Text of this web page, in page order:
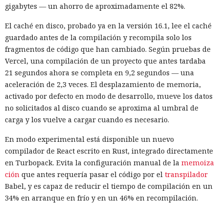
En Zenity subrayan que los ataques descritos se basan en la
normales, por lo que confiar únicamente en las
comprobaciones integradas de la IA no es suficiente: se
necesitan restricciones más estrictas, que no dependan del
criterio del propio modelo, sobre qué acciones y con qué
nivel de acceso puede ejecutar el navegador de forma
automática.
Inspecciones que forzarán su
salida del mercado: China toma
represalias contra EE. UU. a
través de Palo Alto Networks
12:43 / 07.08.2026
Otra corporación corre el riesgo de repetir la triste suerte de
sus predecesoras.
gigabytes — un ahorro de aproximadamente el 82%.
El caché en disco, probado ya en la versión 16.1, lee el caché
guardado antes de la compilación y recompila solo los
fragmentos de código que han cambiado. Según pruebas de
Vercel, una compilación de un proyecto que antes tardaba
21 segundos ahora se completa en 9,2 segundos — una
aceleración de 2,3 veces. El desplazamiento de memoria,
activado por defecto en modo de desarrollo, mueve los datos
no solicitados al disco cuando se aproxima al umbral de
carga y los vuelve a cargar cuando es necesario.
En modo experimental está disponible un nuevo
compilador de React escrito en Rust, integrado directamente
en Turbopack. Evita la configuración manual de la memoiza
ción que antes requería pasar el código por el transpilador
Babel, y es capaz de reducir el tiempo de compilación en un
34% en arranque en frío y en un 46% en recompilación.